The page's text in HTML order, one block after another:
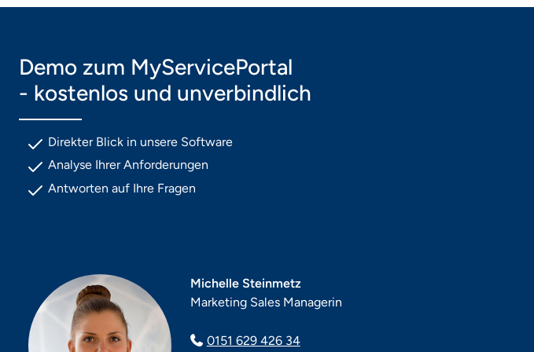
Demo zum MyServicePortal
- kostenlos und unverbindlich
Direkter Blick in unsere Software
Analyse Ihrer Anforderungen
Antworten auf Ihre Fragen
Michelle Steinmetz
Marketing Sales Managerin
0151 629 426 34